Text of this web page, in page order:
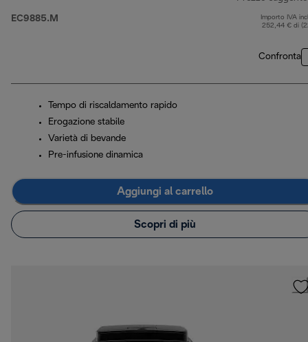
EC9885.M
Importo IVA
252,44 € di
Confronta
Tempo di riscaldamento rapido
Erogazione stabile
Varietà di bevande
Pre-infusione dinamica
Aggiungi al carrello
Scopri di più